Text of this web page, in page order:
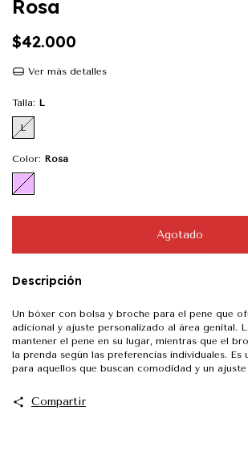
Rosa
$42.000
Ver más detalles
Talla: L
L
Color: Rosa
Descripción
Un bóxer con bolsa y broche para el pene que
adicional y ajuste personalizado al área genital.
mantener el pene en su lugar, mientras que el
la prenda según las preferencias individuales. Es
para aquellos que buscan comodidad y un
Compartir